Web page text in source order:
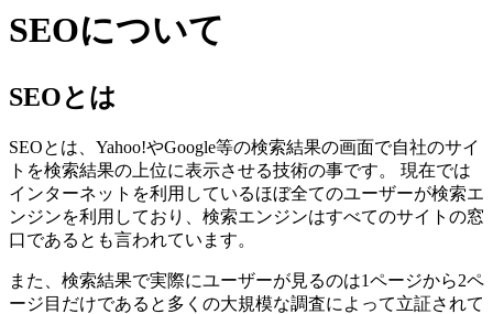
SEOについて
SEOとは
SEOとは、Yahoo!やGoogle等の検索結果の画面で自社のサイ
トを検索結果の上位に表示させる技術の事です。 現在では
インターネットを利用しているほぼ全てのユーザーが検索エ
ンジンを利用しており、検索エンジンはすべてのサイトの窓
口であるとも言われています。
また、検索結果で実際にユーザーが見るのは1ページから2ペ
ージ目だけであると多くの大規模な調査によって立証されて